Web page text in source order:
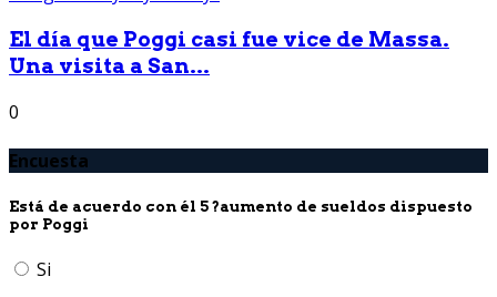
El día que Poggi casi fue vice de Massa.
Una visita a San...
0
Encuesta
Está de acuerdo con él 5 ?aumento de sueldos dispuesto
por Poggi
Si